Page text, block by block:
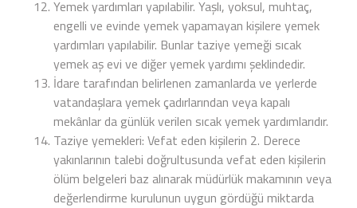
Yemek yardımları yapılabilir. Yaşlı, yoksul, muhtaç,
engelli ve evinde yemek yapamayan kişilere yemek
yardımları yapılabilir. Bunlar taziye yemeği sıcak
yemek aş evi ve diğer yemek yardımı şeklindedir.
İdare tarafından belirlenen zamanlarda ve yerlerde
vatandaşlara yemek çadırlarından veya kapalı
mekânlar da günlük verilen sıcak yemek yardımlarıdır.
Taziye yemekleri: Vefat eden kişilerin 2. Derece
yakınlarının talebi doğrultusunda vefat eden kişilerin
ölüm belgeleri baz alınarak müdürlük makamının veya
değerlendirme kurulunun uygun gördüğü miktarda